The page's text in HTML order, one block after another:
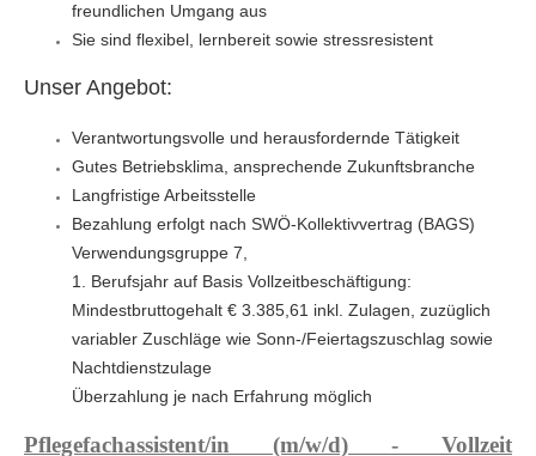
freundlichen Umgang aus
Sie sind flexibel, lernbereit sowie stressresistent
Unser Angebot:
Verantwortungsvolle und herausfordernde Tätigkeit
Gutes Betriebsklima, ansprechende Zukunftsbranche
Langfristige Arbeitsstelle
Bezahlung erfolgt nach SWÖ-Kollektivvertrag (BAGS)
Verwendungsgruppe 7,
1. Berufsjahr auf Basis Vollzeitbeschäftigung:
Mindestbruttogehalt € 3.385,61 inkl. Zulagen, zuzüglich
variabler Zuschläge wie Sonn-/Feiertagszuschlag sowie
Nachtdienstzulage
Überzahlung je nach Erfahrung möglich
Pflegefachassistent/in (m/w/d) - Vollzeit